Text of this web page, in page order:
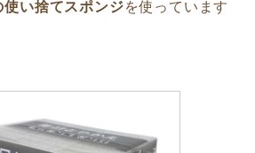
使い捨てスポンジを使っています